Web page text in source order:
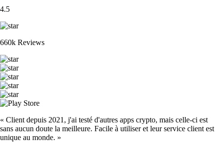
4.5
660k Reviews
« Client depuis 2021, j'ai testé d'autres apps crypto, mais celle-ci est
sans aucun doute la meilleure. Facile à utiliser et leur service client est
unique au monde. »